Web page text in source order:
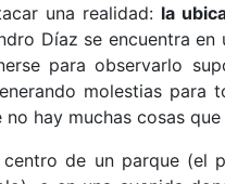
una realidad: la
Díaz se encuentra
para observarlo
molestias para
no hay muchas cosas
de un parque (el